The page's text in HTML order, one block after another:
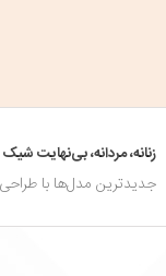
زنانه، مردانه، بی‌نهایت شیک
جدیدترین مدل‌ها با طراحی